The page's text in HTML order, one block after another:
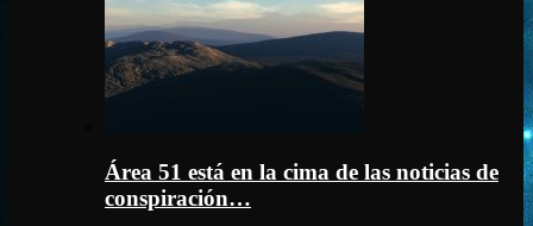
Área 51 está en la cima de las noticias de
conspiración…